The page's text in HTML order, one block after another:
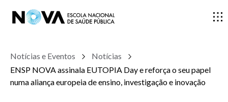
ESCOLA
Notícias e Eventos
Notícias
ENSP NOVA assinala EUTOPIA Day e reforça o seu papel
numa aliança europeia de ensino, investigação e inovação